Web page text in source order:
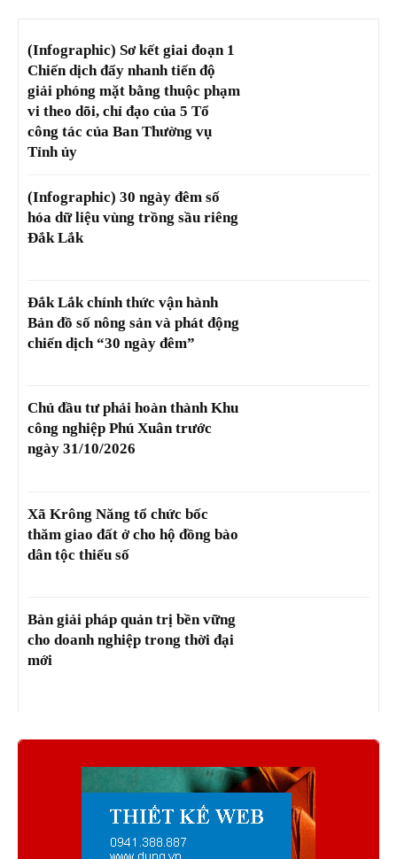
(Infographic) Sơ kết giai đoạn 1
Chiến dịch đẩy nhanh tiến độ
giải phóng mặt bằng thuộc phạm
vi theo dõi, chỉ đạo của 5 Tổ
công tác của Ban Thường vụ
Tỉnh ủy
(Infographic) 30 ngày đêm số
hóa dữ liệu vùng trồng sầu riêng
Đắk Lắk
Đắk Lắk chính thức vận hành
Bản đồ số nông sản và phát động
chiến dịch “30 ngày đêm”
Chủ đầu tư phải hoàn thành Khu
công nghiệp Phú Xuân trước
ngày 31/10/2026
Xã Krông Năng tổ chức bốc
thăm giao đất ở cho hộ đồng bào
dân tộc thiểu số
Bàn giải pháp quản trị bền vững
cho doanh nghiệp trong thời đại
mới